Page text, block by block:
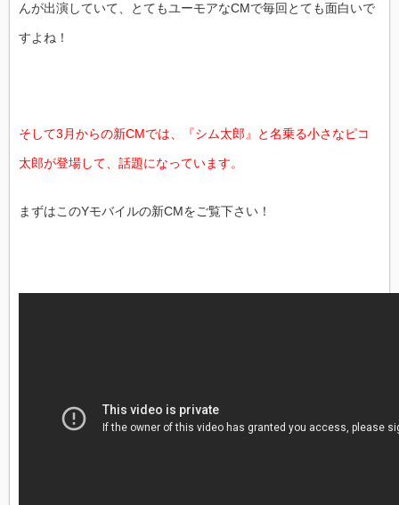
んが出演していて、とてもユーモアなCMで毎回とても面白いで
すよね！
そして3月からの新CMでは、『シム太郎』と名乗る小さなピコ
太郎が登場して、話題になっています。
まずはこのYモバイルの新CMをご覧下さい！